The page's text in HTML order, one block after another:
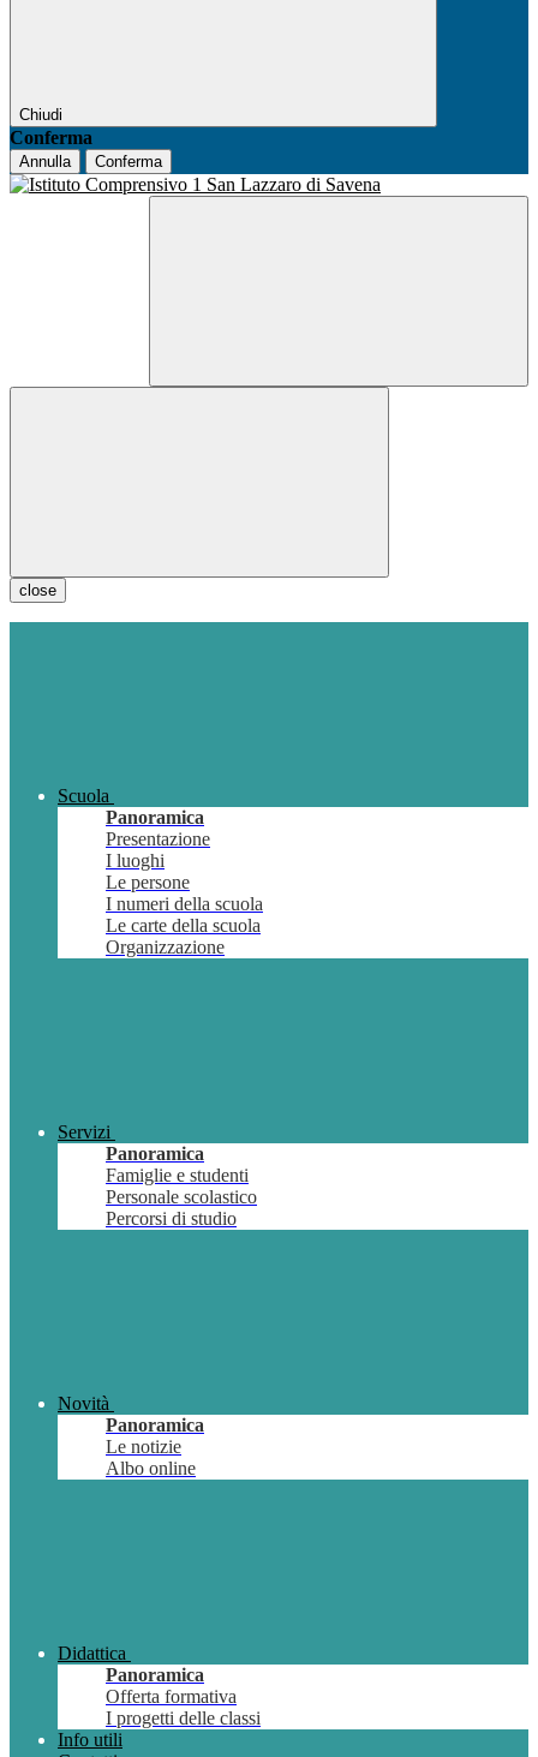
Chiudi
Conferma
Annulla Conferma
close
Scuola
Panoramica
Presentazione
I luoghi
Le persone
I numeri della scuola
Le carte della scuola
Organizzazione
Servizi
Panoramica
Famiglie e studenti
Personale scolastico
Percorsi di studio
Novità
Panoramica
Le notizie
Albo online
Didattica
Panoramica
Offerta formativa
I progetti delle classi
Info utili